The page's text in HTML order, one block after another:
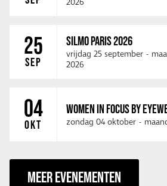
2026
25
SEP
SILMO PARIS 2026
vrijdag 25 september -
2026
04
OKT
WOMEN IN FOCUS BY
zondag 04 oktober -
MEER EVENEMENTEN